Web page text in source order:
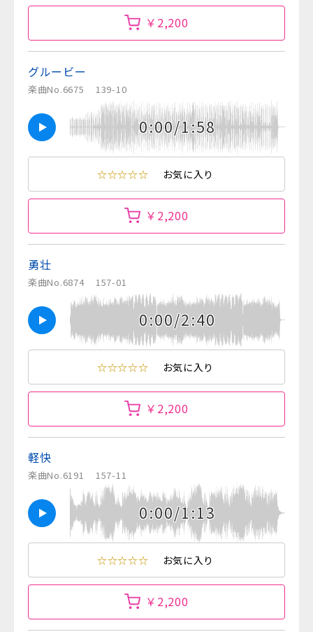
￥2,200
グルービー
楽曲No.6675 139-10
0:00/1:58
☆☆☆☆☆ お気に入り
￥2,200
勇壮
楽曲No.6874 157-01
0:00/2:40
☆☆☆☆☆ お気に入り
￥2,200
軽快
楽曲No.6191 157-11
0:00/1:13
☆☆☆☆☆ お気に入り
￥2,200